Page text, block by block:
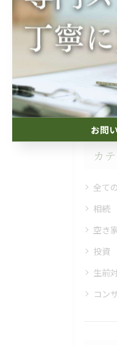
#税務署 #不動
カ
全て
相続
空き
投資
生前
コン
お問
お問